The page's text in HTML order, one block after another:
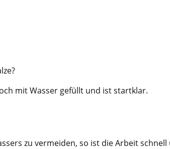
mit Wasser gefüllt und ist startklar.
zu vermeiden, so ist die Arbeit